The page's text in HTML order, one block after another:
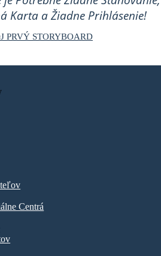
Karta a Žiadne Prihlásenie!
PRVÝ STORYBOARD
Centrá